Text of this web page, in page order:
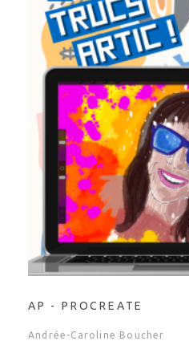
AP - PROCREATE
Andrée-Caroline Boucher